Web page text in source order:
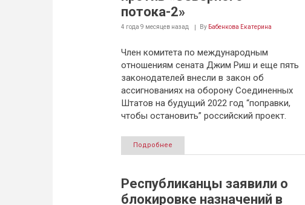
потока-2»
4 года 9 месяцевназад By Бабенкова Екатерина
Член комитета по международным
отношениям сената Джим Риш и еще пять
законодателей внесли в закон об
ассигнованиях на оборону Соединенных
Штатов на будущий 2022 год “поправки,
чтобы остановить” российский проект.
Подробнее
Республиканцы заявили о
блокировке назначений в